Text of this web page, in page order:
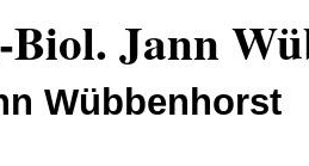
Jann
Wübbenhorst